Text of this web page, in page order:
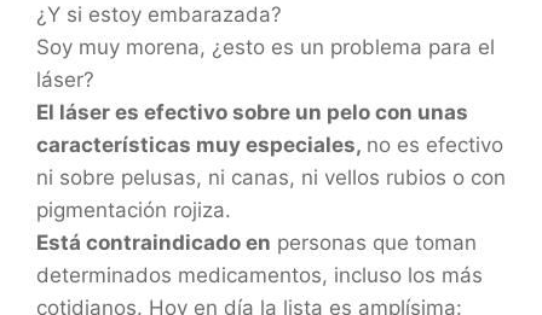
¿Y si estoy embarazada?
Soy muy morena, ¿esto es un problema para el
láser?
El láser es efectivo sobre un pelo con unas
características muy especiales, no es efectivo
ni sobre pelusas, ni canas, ni vellos rubios o con
pigmentación rojiza.
Está contraindicado en personas que toman
determinados medicamentos, incluso los más
cotidianos. Hoy en día la lista es amplísima: